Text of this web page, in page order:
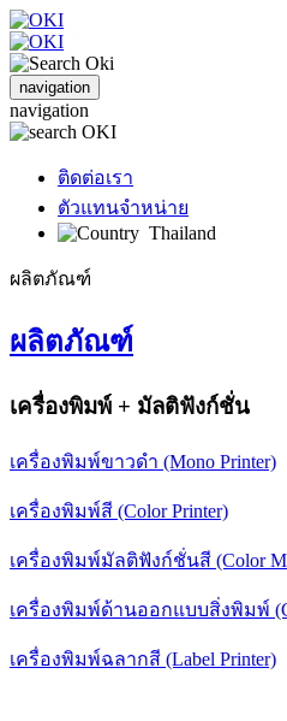
navigation
navigation
ติดต่อเรา
ตัวแทนจำหน่าย
Thailand
ผลิตภัณฑ์
ผลิตภัณฑ์
เครื่องพิมพ์ + มัลติฟังก์ชั่น
เครื่องพิมพ์ขาวดำ (Mono Printer)
เครื่องพิมพ์สี (Color Printer)
เครื่องพิมพ์มัลติฟังก์ชั่นสี (Color
เครื่องพิมพ์ด้านออกแบบสิ่งพิมพ์
เครื่องพิมพ์ฉลากสี (Label Printer)